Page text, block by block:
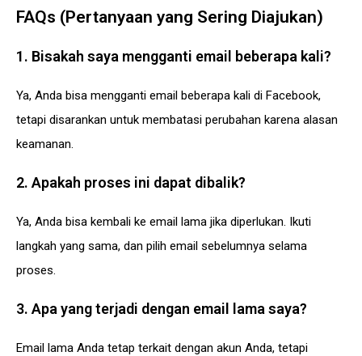
FAQs (Pertanyaan yang Sering Diajukan)
1. Bisakah saya mengganti email beberapa kali?
Ya, Anda bisa mengganti email beberapa kali di Facebook,
tetapi disarankan untuk membatasi perubahan karena alasan
keamanan.
2. Apakah proses ini dapat dibalik?
Ya, Anda bisa kembali ke email lama jika diperlukan. Ikuti
langkah yang sama, dan pilih email sebelumnya selama
proses.
3. Apa yang terjadi dengan email lama saya?
Email lama Anda tetap terkait dengan akun Anda, tetapi